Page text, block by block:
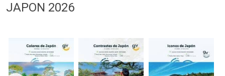
JAPON 2026